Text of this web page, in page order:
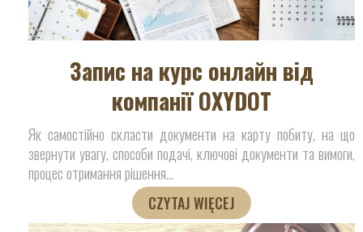
Запис на курс онлайн від
компанії OXYDOT
Як самостійно скласти документи на карту побиту, на що
звернути увагу, способи подачі, ключові документи та вимоги,
процес отримання рішення…
CZYTAJ WIĘCEJ